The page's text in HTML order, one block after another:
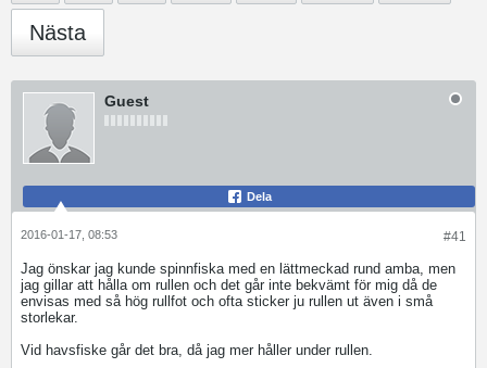
Nästa
Guest
Dela
#41
2016-01-17, 08:53
Jag önskar jag kunde spinnfiska med en lättmeckad rund amba, men
jag gillar att hålla om rullen och det går inte bekvämt för mig då de
envisas med så hög rullfot och ofta sticker ju rullen ut även i små
storlekar.
Vid havsfiske går det bra, då jag mer håller under rullen.